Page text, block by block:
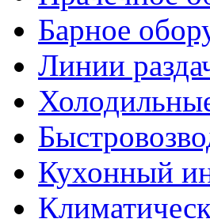
Барное
Линии
Кухонный